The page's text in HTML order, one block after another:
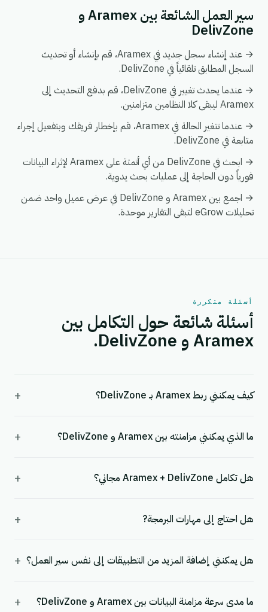
سير العمل الشائعة بين Aramex و
DelivZone
→ عند إنشاء سجل جديد في Aramex، قم بإنشاء أو تحديث
السجل المطابق تلقائياً في DelivZone.
→ عندما يحدث تغيير في DelivZone، قم بدفع التحديث إلى
Aramex ليبقى كلا النظامين متزامنين.
→ عندما تتغير الحالة في Aramex، قم بإخطار فريقك وبتفعيل إجراء
متابعة في DelivZone.
→ ابحث في DelivZone من أي أتمتة على Aramex لإثراء البيانات
فورياً دون الحاجة إلى عمليات بحث يدوية.
→ اجمع بين Aramex و DelivZone في عرض عميل واحد ضمن
تحليلات eGrow لتبقى التقارير موحدة.
أسئلة متكررة
أسئلة شائعة حول التكامل بين
Aramex و DelivZone.
كيف يمكنني ربط Aramex بـ DelivZone؟ +
ما الذي يمكنني مزامنته بين Aramex و DelivZone؟ +
هل تكامل Aramex + DelivZone مجاني؟ +
هل احتاج إلى مهارات البرمجة? +
هل يمكنني إضافة المزيد من التطبيقات إلى نفس سير العمل؟ +
ما مدى سرعة مزامنة البيانات بين Aramex و DelivZone؟ +